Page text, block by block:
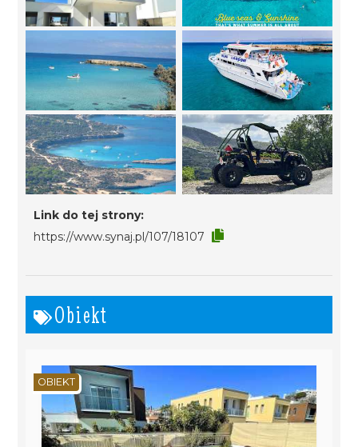
Link do tej strony:
https://www.synaj.pl/107/18107
Obiekt
OBIEKT